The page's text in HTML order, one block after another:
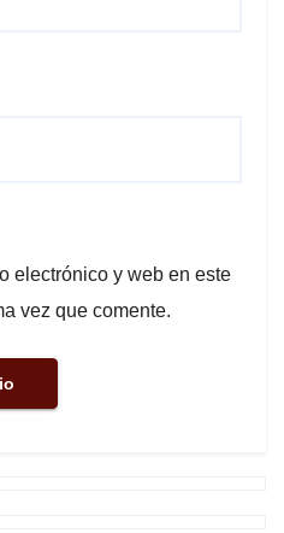
electrónico y web en este
vez que comente.